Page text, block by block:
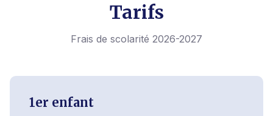
Tarifs
Frais de scolarité 2026-2027
1er enfant